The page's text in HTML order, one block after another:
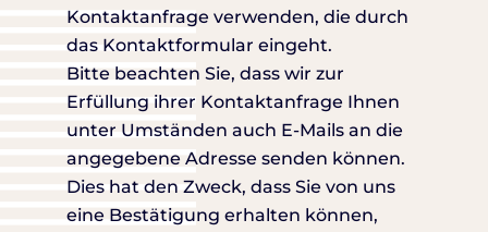
Kontaktanfrage verwenden, die durch
das Kontaktformular eingeht.
Bitte beachten Sie, dass wir zur
Erfüllung ihrer Kontaktanfrage Ihnen
unter Umständen auch E-Mails an die
angegebene Adresse senden können.
Dies hat den Zweck, dass Sie von uns
eine Bestätigung erhalten können,